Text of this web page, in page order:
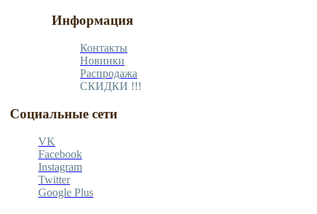
Информация
Контакты
Новинки
Распродажа
СКИДКИ !!!
Социальные сети
VK
Facebook
Instagram
Twitter
Google Plus